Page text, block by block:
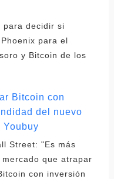
para decidir si
para el
y Bitcoin de los
Bitcoin con
del nuevo
Youbuy
Street: "Es más
que atrapar
con inversión